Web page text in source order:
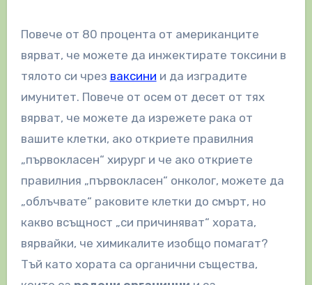
Повече от 80 процента от американците
вярват, че можете да инжектирате токсини в
тялото си чрез ваксини и да изградите
имунитет. Повече от осем от десет от тях
вярват, че можете да изрежете рака от
вашите клетки, ако откриете правилния
„първокласен“ хирург и че ако откриете
правилния „първокласен“ онколог, можете да
„облъчвате“ раковите клетки до смърт, но
какво всъщност „си причиняват“ хората,
вярвайки, че химикалите изобщо помагат?
Тъй като хората са органични същества,